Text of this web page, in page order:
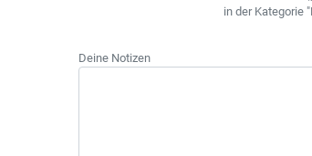
in der Kategorie
Deine Notizen